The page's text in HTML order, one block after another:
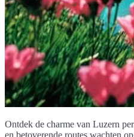
Ontdek de charme van Luzern
en betoverende routes wachten